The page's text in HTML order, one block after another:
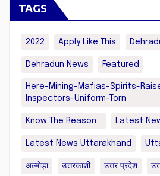
TAGS
2022 Apply Like This
Dehradun News Featured
Here-Mining-Mafias-Spirits-
Inspectors-Uniform-Torn
Know The Reason... Latest
Latest News Uttarakhand
अल्मोड़ा उत्तरकाशी उत्तर प्रदेश